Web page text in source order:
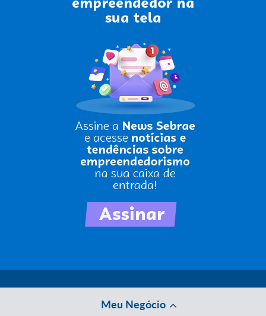
Meu Negócio